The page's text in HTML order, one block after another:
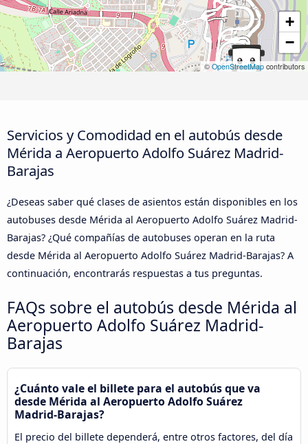
+
−
© OpenStreetMap contributors
Servicios y Comodidad en el autobús desde
Mérida a Aeropuerto Adolfo Suárez Madrid-
Barajas
¿Deseas saber qué clases de asientos están disponibles en los
autobuses desde Mérida al Aeropuerto Adolfo Suárez Madrid-
Barajas? ¿Qué compañías de autobuses operan en la ruta
desde Mérida al Aeropuerto Adolfo Suárez Madrid-Barajas? A
continuación, encontrarás respuestas a tus preguntas.
FAQs sobre el autobús desde Mérida al
Aeropuerto Adolfo Suárez Madrid-
Barajas
¿Cuánto vale el billete para el autobús que va
desde Mérida al Aeropuerto Adolfo Suárez
Madrid-Barajas?
El precio del billete dependerá, entre otros factores, del día